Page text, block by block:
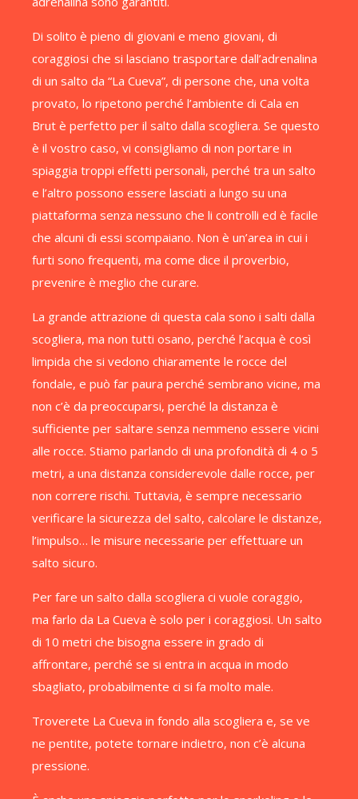
Di solito è pieno di giovani e meno giovani, di
coraggiosi che si lasciano trasportare dall’adrenalina
di un salto da “La Cueva”, di persone che, una volta
provato, lo ripetono perché l’ambiente di Cala en
Brut è perfetto per il salto dalla scogliera. Se questo
è il vostro caso, vi consigliamo di non portare in
spiaggia troppi effetti personali, perché tra un salto
e l’altro possono essere lasciati a lungo su una
piattaforma senza nessuno che li controlli ed è facile
che alcuni di essi scompaiano. Non è un’area in cui i
furti sono frequenti, ma come dice il proverbio,
prevenire è meglio che curare.
La grande attrazione di questa cala sono i salti dalla
scogliera, ma non tutti osano, perché l’acqua è così
limpida che si vedono chiaramente le rocce del
fondale, e può far paura perché sembrano vicine, ma
non c’è da preoccuparsi, perché la distanza è
sufficiente per saltare senza nemmeno essere vicini
alle rocce. Stiamo parlando di una profondità di 4 o 5
metri, a una distanza considerevole dalle rocce, per
non correre rischi. Tuttavia, è sempre necessario
verificare la sicurezza del salto, calcolare le distanze,
l’impulso… le misure necessarie per effettuare un
salto sicuro.
Per fare un salto dalla scogliera ci vuole coraggio,
ma farlo da La Cueva è solo per i coraggiosi. Un salto
di 10 metri che bisogna essere in grado di
affrontare, perché se si entra in acqua in modo
sbagliato, probabilmente ci si fa molto male.
Troverete La Cueva in fondo alla scogliera e, se ve
ne pentite, potete tornare indietro, non c’è alcuna
pressione.